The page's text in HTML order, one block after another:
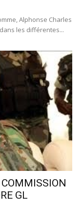
Alphonse Charles
les différentes...
GL